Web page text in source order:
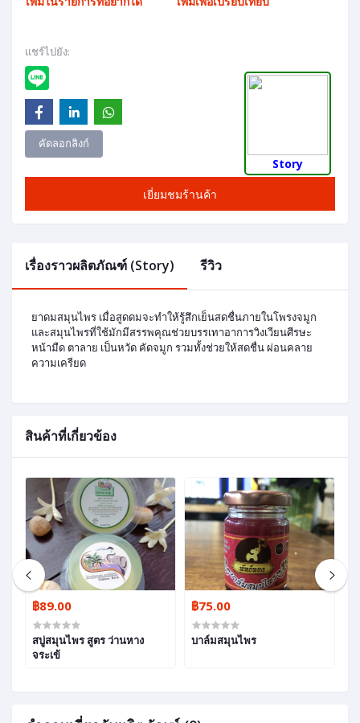
แชร์ไปยัง:
คัดลอกลิงก์
เยี่ยมชมร้านค้า
Story
เรื่องราวผลิตภัณฑ์ (Story) รีวิว
ยาดมสมุนไพร เมื่อสูดดมจะทำให้รู้สึกเย็นสดชื่นภายในโพรงจมูก
และสมุนไพรที่ใช้มักมีสรรพคุณช่วยบรรเทาอาการวิงเวียนศีรษะ
หน้ามืด ตาลาย เป็นหวัด คัดจมูก รวมทั้งช่วยให้สดชื่น ผ่อนคลาย
ความเครียด
สินค้าที่เกี่ยวข้อง
฿89.00
สบู่สมุนไพร สูตร ว่านหาง
จระเข้
฿75.00
บาล์มสมุนไพร